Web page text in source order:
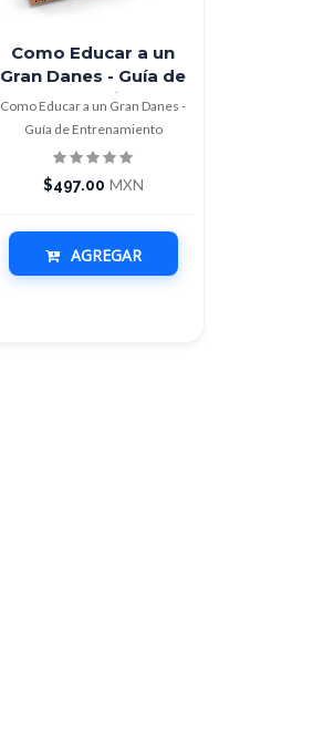
Como Educar a un
Gran Danes - Guía de
Entrenamiento
Como Educar a un Gran Danes -
Guía de Entrenamiento
$497.00 MXN
AGREGAR